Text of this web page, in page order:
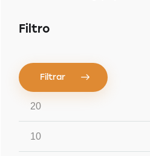
Filtro
Filtrar